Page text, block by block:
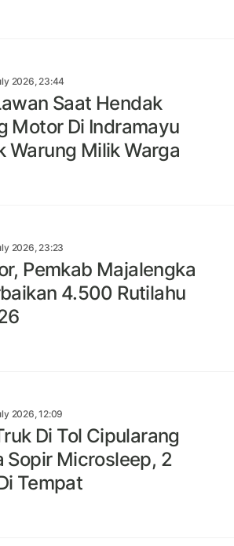
2026, 23:44
Saat Hendak
Motor Di Indramayu
Warung Milik Warga
2026, 23:23
Pemkab Majalengka
4.500 Rutilahu
2026, 12:09
Di Tol Cipularang
Sopir Microsleep, 2
Tempat